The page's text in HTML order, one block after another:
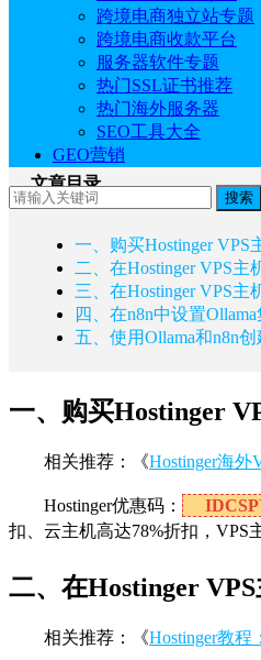
跨境电商独立站专题
跨境电商收款平台
服务器软件专题
热门SSL证书推荐
热门海外服务器
SEO工具大全
GEO营销
搜索
自动化工作流程中，使其能够
作。这个过程可能比较麻烦，
种设置，才能使它们无缝协作。
Ollama和n8n创建聊天机器人工作
点击进入：Hostinger官网
文章目录
一、购买Hostinger VPS
二、在Hostinger VPS主
三、在Hostinger VPS主
四、在n8n中设置
五、使用Ollama和n8n
一、购买Hostinger
相关推荐：《Hostinger海外
Hostinger优惠码：
扣、云主机高达78%折扣，VPS
二、在Hostinger
相关推荐：《Hostinger教程